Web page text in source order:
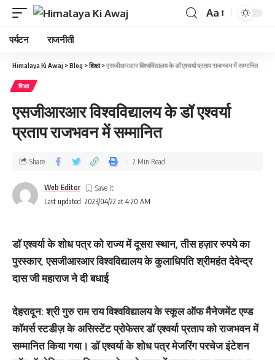
Aa
पर्यटन राजनीती
Himalaya Ki Awaj >Blog >शिक्षा>एसजीआरआर विश्वविद्यालय के डॉ एश्वर्या प्रताप राजभवन में सम्मानित
शिक्षा
एसजीआरआर विश्वविद्यालय के डॉ एश्वर्या
प्रताप राजभवन में सम्मानित
Last updated: 2023/04/22 at 4:20 AM
Web Editor
Share 2 Min Read
डॉ एश्वर्या के शोध पत्र को राज्य में दूसरा स्थान, तीस हज़ार रुपये का
पुरस्कार, एसजीआरआर विश्वविद्यालय के कुलाधिपति श्रीमहंत देवेन्द्र
दास जी महाराज ने दी बधाई
देहरादून: श्री गुरु राम राय विश्वविद्यालय के स्कूल ऑफ मैनेजमेंट एण्ड
कॉमर्स स्टडीज़ के असिस्टेंट प्रोफेसर डॉ एश्वर्या प्रताप को राजभवन में
सम्मानित किया गया। डॉ एश्वर्या के शोध पत्र मेजरिंग परचेज इंटेशन